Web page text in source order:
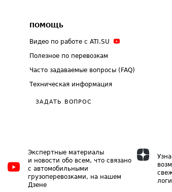
ПОМОЩЬ
Видео по работе с ATI.SU
Полезное по перевозкам
Часто задаваемые вопросы (FAQ)
Техническая информация
ЗАДАТЬ ВОПРОС
Экспертные материалы
и новости обо всем, что связано
с автомобильными
грузоперевозками, на нашем
Дзене